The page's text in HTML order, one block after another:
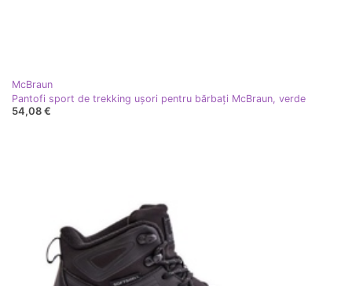
McBraun
Pantofi sport de trekking ușori pentru bărbați McBraun, verde
54,08 €